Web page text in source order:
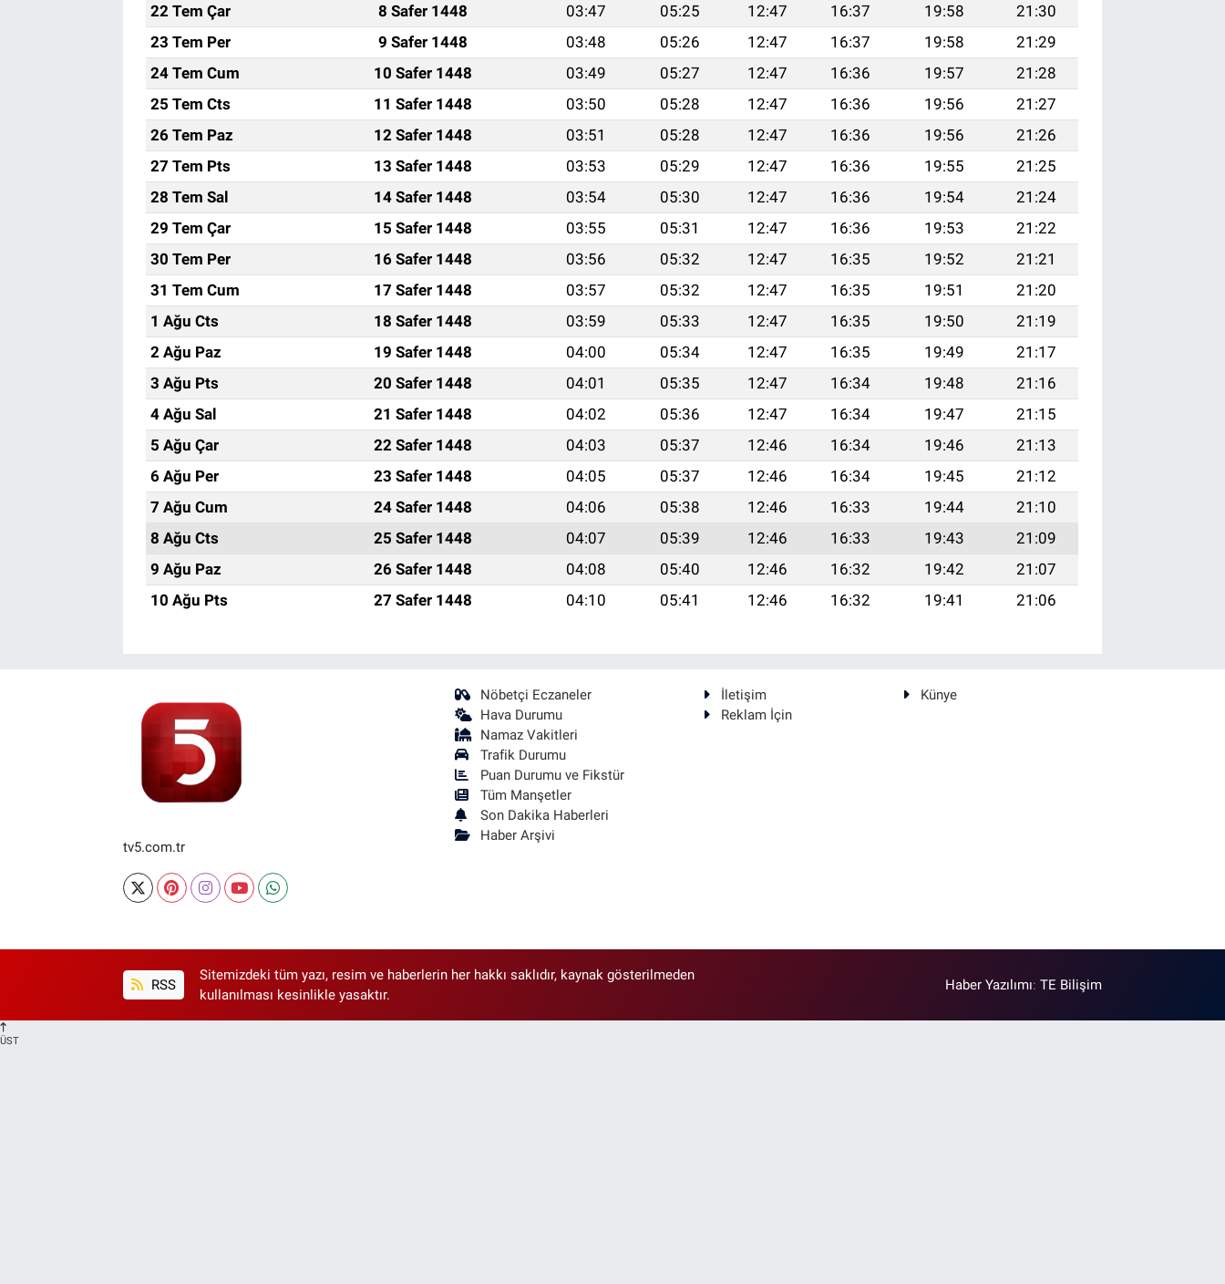
22 Tem Çar
8 Safer 1448 03:47 05:25 12:47 16:37 19:58
21:30
23 Tem Per
9 Safer 1448 03:48 05:26 12:47 16:37 19:58
21:29
24 Tem Cum
10 Safer 1448 03:49 05:27 12:47 16:36 19:57
21:28
25 Tem Cts
11 Safer 1448 03:50 05:28 12:47 16:36 19:56
21:27
26 Tem Paz
12 Safer 1448 03:51 05:28 12:47 16:36 19:56
21:26
27 Tem Pts
13 Safer 1448 03:53 05:29 12:47 16:36 19:55
21:25
28 Tem Sal
14 Safer 1448 03:54 05:30 12:47 16:36 19:54
21:24
29 Tem Çar
15 Safer 1448 03:55 05:31 12:47 16:36 19:53
21:22
30 Tem Per
16 Safer 1448 03:56 05:32 12:47 16:35 19:52
21:21
31 Tem Cum
17 Safer 1448 03:57 05:32 12:47 16:35 19:51
21:20
1 Ağu Cts
18 Safer 1448 03:59 05:33 12:47 16:35 19:50
21:19
2 Ağu Paz
19 Safer 1448 04:00 05:34 12:47 16:35 19:49
21:17
3 Ağu Pts
20 Safer 1448 04:01 05:35 12:47 16:34 19:48
21:16
4 Ağu Sal
21 Safer 1448 04:02 05:36 12:47 16:34 19:47
21:15
5 Ağu Çar
22 Safer 1448 04:03 05:37 12:46 16:34 19:46
21:13
6 Ağu Per
23 Safer 1448 04:05 05:37 12:46 16:34 19:45
21:12
7 Ağu Cum
24 Safer 1448 04:06 05:38 12:46 16:33 19:44
21:10
8 Ağu Cts
25 Safer 1448 04:07 05:39 12:46 16:33 19:43
21:09
9 Ağu Paz
26 Safer 1448 04:08 05:40 12:46 16:32 19:42
21:07
10 Ağu Pts
27 Safer 1448 04:10 05:41 12:46 16:32 19:41 21:06
tv5.com.tr
Nöbetçi Eczaneler
Hava Durumu
Namaz Vakitleri
Trafik Durumu
Puan Durumu ve Fikstür
Tüm Manşetler
Son Dakika Haberleri
Haber Arşivi
İletişim
Künye
Reklam İçin
RSS
Sitemizdeki tüm yazı, resim ve haberlerin her hakkı saklıdır, kaynak gösterilmeden
kullanılması kesinlikle yasaktır.
Haber Yazılımı:TE Bilişim
ÜST